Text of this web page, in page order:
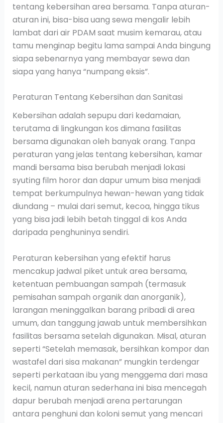
tentang kebersihan area bersama. Tanpa aturan-
aturan ini, bisa-bisa uang sewa mengalir lebih
lambat dari air PDAM saat musim kemarau, atau
tamu menginap begitu lama sampai Anda bingung
siapa sebenarnya yang membayar sewa dan
siapa yang hanya “numpang eksis”.
Peraturan Tentang Kebersihan dan Sanitasi
Kebersihan adalah sepupu dari kedamaian,
terutama di lingkungan kos dimana fasilitas
bersama digunakan oleh banyak orang. Tanpa
peraturan yang jelas tentang kebersihan, kamar
mandi bersama bisa berubah menjadi lokasi
syuting film horor dan dapur umum bisa menjadi
tempat berkumpulnya hewan-hewan yang tidak
diundang – mulai dari semut, kecoa, hingga tikus
yang bisa jadi lebih betah tinggal di kos Anda
daripada penghuninya sendiri.
Peraturan kebersihan yang efektif harus
mencakup jadwal piket untuk area bersama,
ketentuan pembuangan sampah (termasuk
pemisahan sampah organik dan anorganik),
larangan meninggalkan barang pribadi di area
umum, dan tanggung jawab untuk membersihkan
fasilitas bersama setelah digunakan. Misal, aturan
seperti “Setelah memasak, bersihkan kompor dan
wastafel dari sisa makanan” mungkin terdengar
seperti perkataan ibu yang menggema dari masa
kecil, namun aturan sederhana ini bisa mencegah
dapur berubah menjadi arena pertarungan
antara penghuni dan koloni semut yang mencari